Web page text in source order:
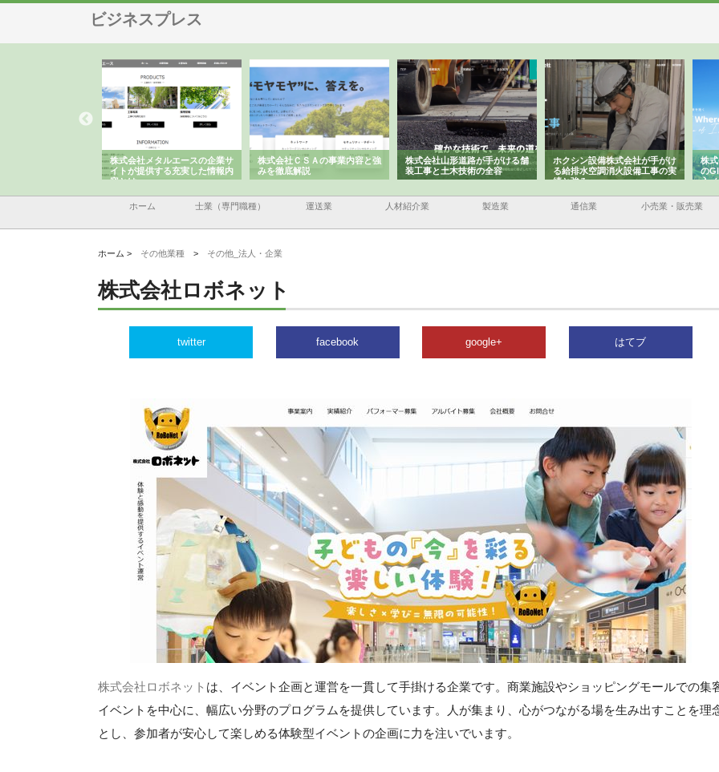
ビジネスプレス
株式会社メタルエースの企業サ
イトが提供する充実した情報内
容とは
株式会社ＣＳＡの事業内容と強
みを徹底解説
株式会社山形道路が手がける舗
装工事と土木技術の全容
ホクシン設備株式会社が手がけ
る給排水空調消火設備工事の実
績と強み
株式会社東
のGISイン
入メリット
ホーム 士業（専門職種） 運送業 人材紹介業 製造業 通信業 小売業・販売業
ホーム > その他業種 > その他_法人・企業
株式会社ロボネット
twitter facebook google+ はてブ
株式会社ロボネット は、イベント企画と運営を一貫して手掛ける企業です。商業施設やショッピングモールでの集
イベントを中心に、幅広い分野のプログラムを提供しています。人が集まり、心がつながる場を生み出すことを理
とし、参加者が安心して楽しめる体験型イベントの企画に力を注いでいます。